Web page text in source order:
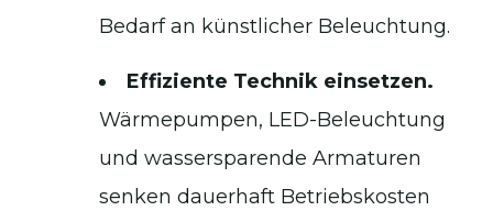
Bedarf an künstlicher Beleuchtung.
Effiziente Technik einsetzen.
Wärmepumpen, LED-Beleuchtung
und wassersparende Armaturen
senken dauerhaft Betriebskosten